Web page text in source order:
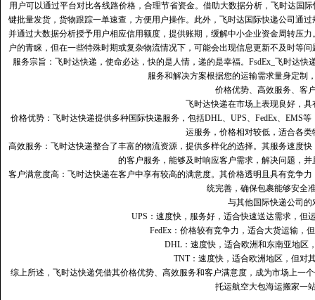
用户可以通过平台对比各线路价格，合理节省资金。借助大数据分析，飞时达国
键批量发货，货物跟踪一单速查，方便用户操作。此外，飞时达国际快递公司通
并通过大数据分析授予用户相应信用额度，提供账期，缓解中小企业资金周转压
户的青睐，但在一些特殊时期或复杂物流情况下，可能会出现信息更新不及时等
服务宗旨：飞时达快递，使命必达，快的是人情，递的是幸福。FsdEx_飞时达
服务和解决方案根据您的运输需求量身定制
价格优势、高效服务、客
飞时达快递在市场上表现良好，
价格优势：飞时达快递提供多种国际快递服务，包括DHL、UPS、FedEx、EMS
运服务，价格相对较低，适合各
高效服务：飞时达快递整合了丰富的物流资源，提供多样化的选择。其服务速度
的客户服务，能够及时响应客户需求，解决问题，
客户满意度高‌：飞时达快递在客户中享有较高的满意度。其价格透明且具有竞争
统完善，确保包裹能够安全
与其他国际快递公司的
UPS：速度快，服务好，适合快速送达需求，但
FedEx：价格较有竞争力，适合大货运输，
DHL：速度快，适合欧洲和东南亚地区
TNT：速度快，适合欧洲地区，但对
综上所述，飞时达快递凭借其价格优势、高效服务和客户满意度，成为市场上一
托运航空大包海运搬家一